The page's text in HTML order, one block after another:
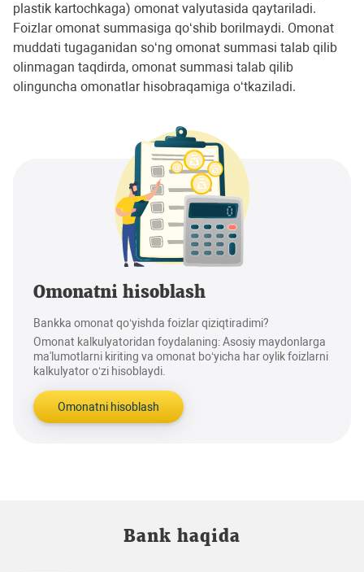
plastik kartochkaga) omonat valyutasida qaytariladi.
Foizlar omonat summasiga qo‘shib borilmaydi. Omonat
muddati tugaganidan so‘ng omonat summasi talab qilib
olinmagan taqdirda, omonat summasi talab qilib
olinguncha omonatlar hisobraqamiga o‘tkaziladi.
Omonatni hisoblash
Bankka omonat qo‘yishda foizlar qiziqtiradimi?
Omonat kalkulyatoridan foydalaning: Asosiy maydonlarga
ma'lumotlarni kiriting va omonat bo‘yicha har oylik foizlarni
kalkulyator o‘zi hisoblaydi.
Omonatni hisoblash
Bank haqida